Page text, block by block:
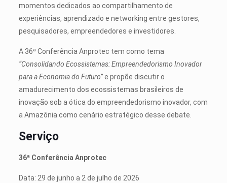
momentos dedicados ao compartilhamento de
experiências, aprendizado e networking entre gestores,
pesquisadores, empreendedores e investidores.
A 36ª Conferência Anprotec tem como tema
“Consolidando Ecossistemas: Empreendedorismo Inovador
para a Economia do Futuro”e propõe discutir o
amadurecimento dos ecossistemas brasileiros de
inovação sob a ótica do empreendedorismo inovador, com
a Amazônia como cenário estratégico desse debate.
Serviço
36ª Conferência Anprotec
Data: 29 de junho a 2 de julho de 2026